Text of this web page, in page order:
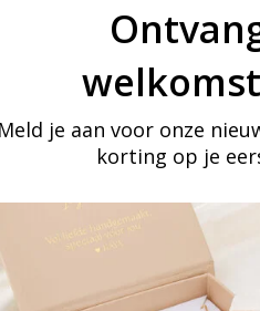
in touch
van onze mailinglijst
Meld je aan voor onze
korting op je